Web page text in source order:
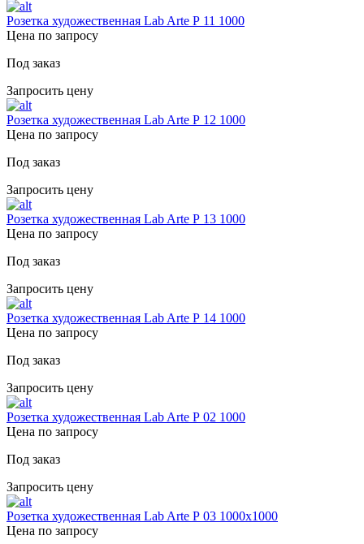
Розетка художественная Lab Arte Р 11 1000
Цена по запросу
Под заказ
Запросить цену
Розетка художественная Lab Arte Р 12 1000
Цена по запросу
Под заказ
Запросить цену
Розетка художественная Lab Arte Р 13 1000
Цена по запросу
Под заказ
Запросить цену
Розетка художественная Lab Arte Р 14 1000
Цена по запросу
Под заказ
Запросить цену
Розетка художественная Lab Arte Р 02 1000
Цена по запросу
Под заказ
Запросить цену
Розетка художественная Lab Arte Р 03 1000х1000
Цена по запросу